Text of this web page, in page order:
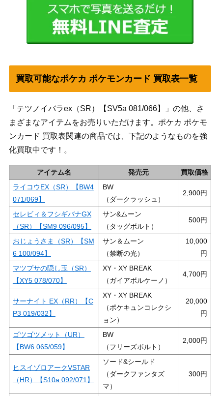
買取可能なポケカ ポケモンカード 買取表一覧
「テツノイバラex（SR）【SV5a 081/066】」の他、さ
まざまなアイテムをお売りいただけます。ポケカ ポケモ
ンカード 買取表関連の商品では、下記のようなものを強
化買取中です！。
アイテム名 発売元
買取価格
ライコウEX（SR）【BW4
071/069】
BW
（ダークラッシュ）
2,900
セレビィ＆フシギバナGX
（SR）【SM9 096/095】
サン&ムーン
（タッグボルト）
500
おじょうさま（SR）【SM
6 100/094】
サン＆ムーン
（禁断の光）
10,000
マツブサの隠し玉（SR）
【XY5 078/070】
XY・XY BREAK
（ガイアボルケーノ）
4,700
サーナイト EX（RR）【C
P3 019/032】
XY・XY BREAK
（ポケキュンコレクシ
ョン）
20,000
ゴツゴツメット（UR）
【BW6 065/059】
BW
（フリーズボルト）
2,000
ヒスイゾロアークVSTAR
（HR）【S10a 092/071】
ソード&シールド
（ダークファンタズ
マ）
300